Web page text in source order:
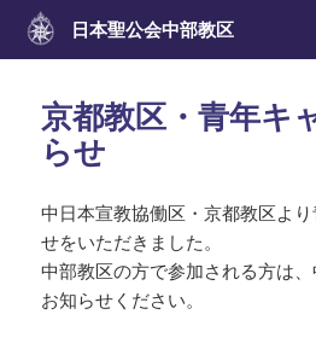
日本聖公会中部教区
京都教区・青年キ
らせ
中日本宣教協働区・京都教区よ
せをいただきました。
中部教区の方で参加される方は
お知らせください。